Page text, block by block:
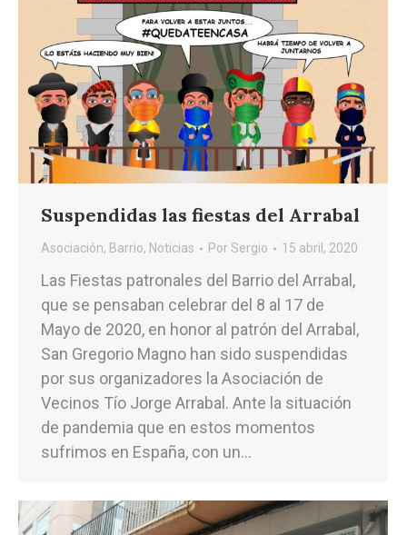
Suspendidas las fiestas del Arrabal
Asociación, Barrio, Noticias PorSergio 15 abril, 2020
Las Fiestas patronales del Barrio del Arrabal,
que se pensaban celebrar del 8 al 17 de
Mayo de 2020, en honor al patrón del Arrabal,
San Gregorio Magno han sido suspendidas
por sus organizadores la Asociación de
Vecinos Tío Jorge Arrabal. Ante la situación
de pandemia que en estos momentos
sufrimos en España, con un…